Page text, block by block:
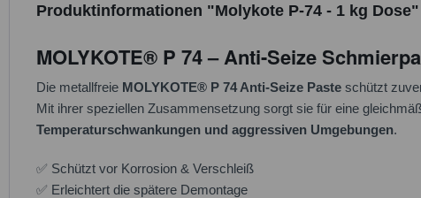
Produktinformationen "Molykote P-74 - 1 kg Dose"
MOLYKOTE® P 74 – Anti-Seize
Die metallfreie MOLYKOTE® P 74 Anti-Seize Paste schützt
Mit ihrer speziellen Zusammensetzung sorgt sie für eine
Temperaturschwankungen und aggressiven Umgebungen.
✅ Schützt vor Korrosion & Verschleiß
✅ Erleichtert die spätere Demontage